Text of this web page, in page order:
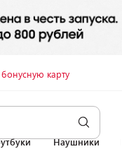
карту
Наушники